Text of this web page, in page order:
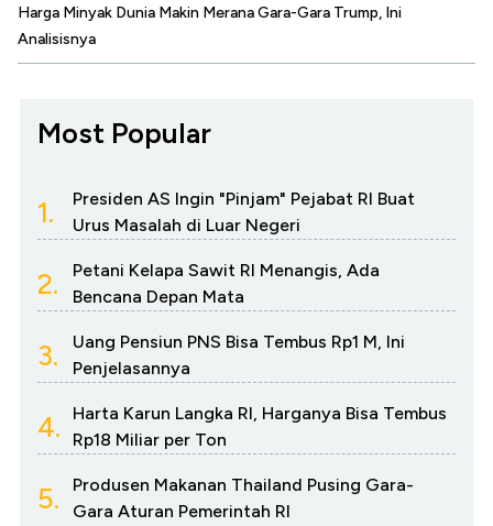
Harga Minyak Dunia Makin Merana Gara-Gara Trump, Ini
Analisisnya
Most Popular
1.
Presiden AS Ingin "Pinjam" Pejabat RI Buat
Urus Masalah di Luar Negeri
2.
Petani Kelapa Sawit RI Menangis, Ada
Bencana Depan Mata
3.
Uang Pensiun PNS Bisa Tembus Rp1 M, Ini
Penjelasannya
4.
Harta Karun Langka RI, Harganya Bisa Tembus
Rp18 Miliar per Ton
5.
Produsen Makanan Thailand Pusing Gara-
Gara Aturan Pemerintah RI